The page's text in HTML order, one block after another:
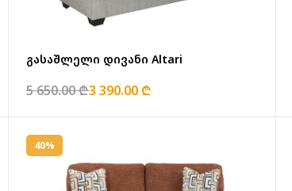
გასაშლელი დივანი Altari
5 650.00 ₾3 390.00 ₾
40%